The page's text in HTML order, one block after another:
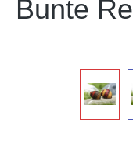
Bunte